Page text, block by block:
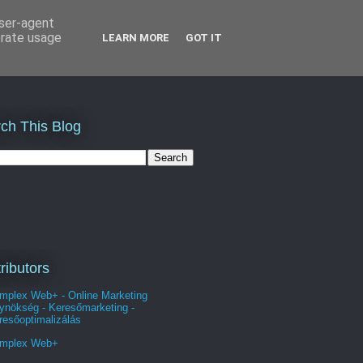
This Blog
Web+ - Online Marketing
- Keresőmarketing -
Web+
agent
usage
LEARN MORE GOT IT